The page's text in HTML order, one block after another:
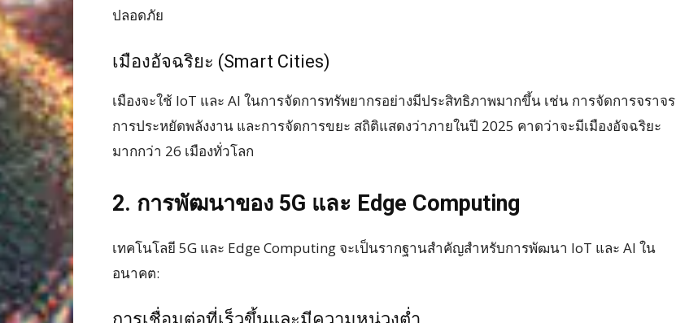
ปลอดภัย
เมืองอัจฉริยะ (Smart Cities)
เมืองจะใช้ IoT และ AI ในการจัดการทรัพยากรอย่างมีประสิทธิภาพมากขึ้น เช่น การจัดการจราจร
การประหยัดพลังงาน และการจัดการขยะ สถิติแสดงว่าภายในปี 2025 คาดว่าจะมีเมืองอัจฉริยะ
มากกว่า 26 เมืองทั่วโลก
2. การพัฒนาของ 5G และ Edge Computing
เทคโนโลยี 5G และ Edge Computing จะเป็นรากฐานสำคัญสำหรับการพัฒนา IoT และ AI ใน
อนาคต: